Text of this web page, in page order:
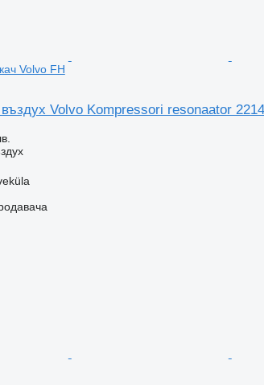
Volvo FH
Volvo Kompressori resonaator